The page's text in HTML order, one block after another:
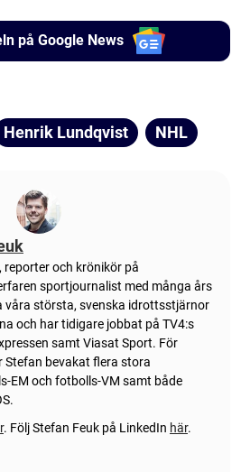
på Google News
Henrik Lundqvist NHL
reporter och krönikör på
sportjournalist med många års
våra största, svenska idrottsstjärnor
och har tidigare jobbat på TV4:s
samt Viasat Sport. För
Stefan bevakat flera stora
EM och fotbolls-VM samt både
. Följ Stefan Feuk på LinkedIn här.